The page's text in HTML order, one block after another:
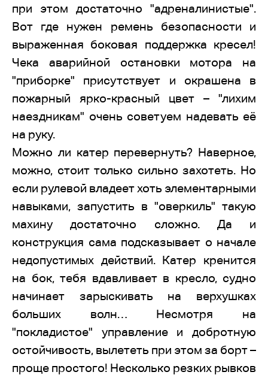
при этом достаточно "адреналинистые".
Вот где нужен ремень безопасности и
выраженная боковая поддержка кресел!
Чека аварийной остановки мотора на
"приборке" присутствует и окрашена в
пожарный ярко-красный цвет – "лихим
наездникам" очень советуем надевать её
на руку.
Можно ли катер перевернуть? Наверное,
можно, стоит только сильно захотеть. Но
если рулевой владеет хоть элементарными
навыками, запустить в "оверкиль" такую
махину достаточно сложно. Да и
конструкция сама подсказывает о начале
недопустимых действий. Катер кренится
на бок, тебя вдавливает в кресло, судно
начинает зарыскивать на верхушках
больших волн… Несмотря на
"покладистое" управление и добротную
остойчивость, вылететь при этом за борт –
проще простого! Несколько резких рывков